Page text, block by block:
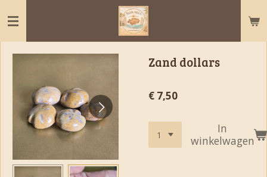
direct
naar
Zand dollars
€ 7,50
In
winkelwagen